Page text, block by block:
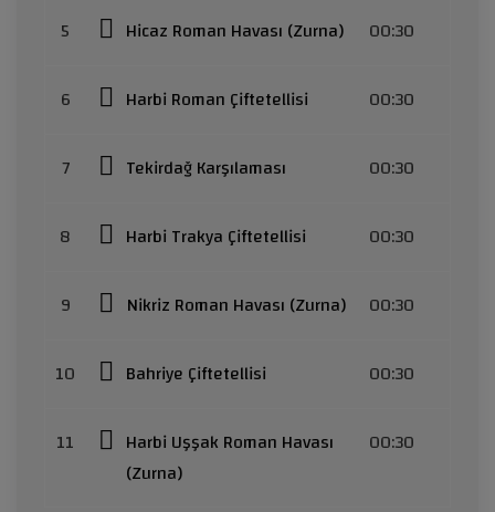
5 Hicaz Roman Havası (Zurna) 00:30
6 Harbi Roman Çiftetellisi 00:30
7 Tekirdağ Karşılaması 00:30
8 Harbi Trakya Çiftetellisi 00:30
9 Nikriz Roman Havası (Zurna) 00:30
10 Bahriye Çiftetellisi 00:30
11
Harbi Uşşak Roman Havası
(Zurna)
00:30